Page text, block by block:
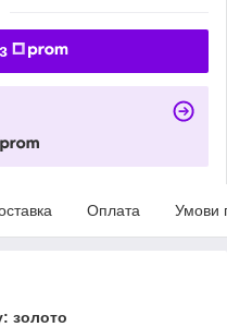
Оплата Умови
золото